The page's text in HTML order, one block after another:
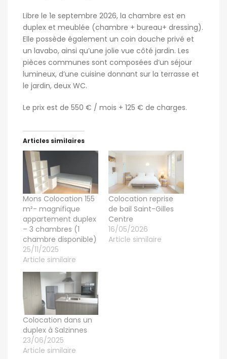
Libre le 1e septembre 2026, la chambre est en
duplex et meublée (chambre + bureau+ dressing).
Elle possède également un coin douche privé et
un lavabo, ainsi qu’une jolie vue côté jardin. Les
pièces communes sont composées d’un séjour
lumineux, d’une cuisine donnant sur la terrasse et
le jardin, deux WC.
Le prix est de 550 € / mois + 125 € de charges.
Articles similaires
Mons Colocation 155
m²- magnifique
appartement duplex
– 3 chambres (1
chambre disponible)
25/11/2025
Article similaire
​Colocation reprise
de bail Saint-Gilles
Centre
16/05/2026
Article similaire
Colocation dans un
duplex à Salzinnes
23/06/2025
Article similaire